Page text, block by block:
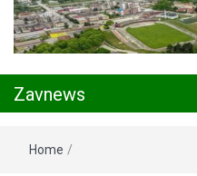
Zavnews
Home /